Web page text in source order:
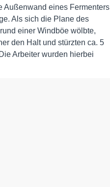
Außenwand eines Fermenters
Als sich die Plane des
einer Windböe wölbte,
den Halt und stürzten ca. 5
Arbeiter wurden hierbei